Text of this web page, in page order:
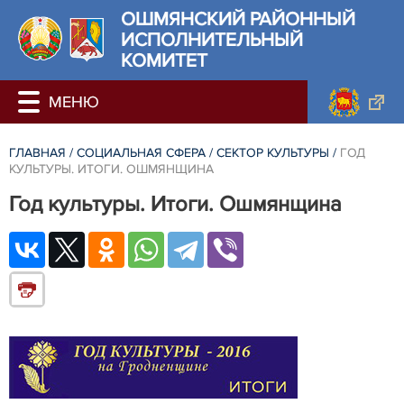
ОШМЯНСКИЙ РАЙОННЫЙ
ИСПОЛНИТЕЛЬНЫЙ
КОМИТЕТ
ГЛАВНАЯ / СОЦИАЛЬНАЯ СФЕРА / СЕКТОР КУЛЬТУРЫ / ГОД
КУЛЬТУРЫ. ИТОГИ. ОШМЯНЩИНА
Год культуры. Итоги. Ошмянщина